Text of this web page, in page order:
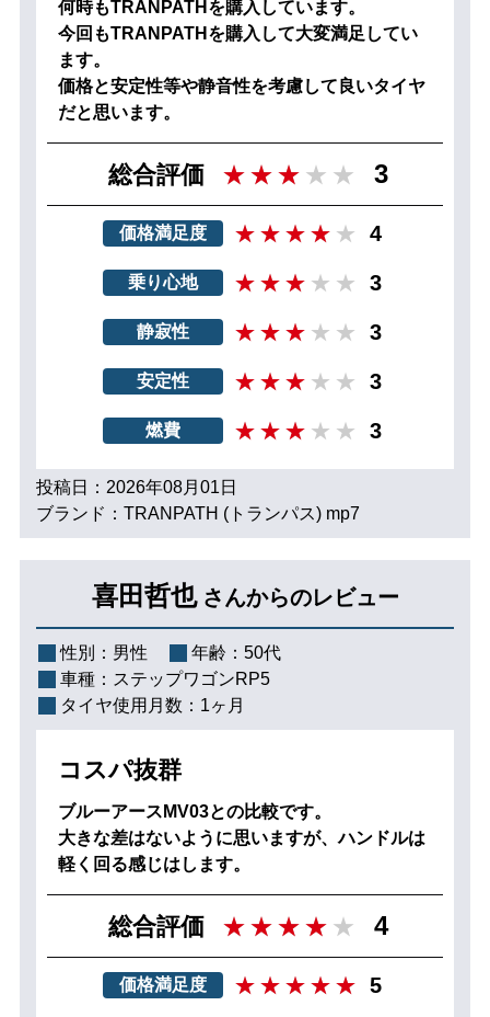
何時もTRANPATHを購入しています。
今回もTRANPATHを購入して大変満足してい
ます。
価格と安定性等や静音性を考慮して良いタイヤ
だと思います。
総合評価 3
価格満足度 4
乗り心地 3
静寂性 3
安定性 3
燃費 3
投稿日：2026年08月01日
ブランド：TRANPATH (トランパス) mp7
喜田哲也 さんからのレビュー
性別： 男性 年齢： 50代
車種： ステップワゴンRP5
タイヤ使用月数： 1ヶ月
コスパ抜群
ブルーアースMV03との比較です。
大きな差はないように思いますが、ハンドルは
軽く回る感じはします。
総合評価 4
価格満足度 5